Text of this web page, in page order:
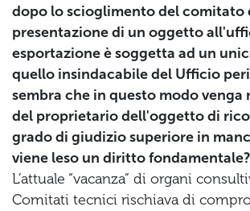
dopo lo scioglimento del comitato
presentazione di un oggetto
esportazione è soggetta ad un
quello insindacabile del Ufficio
sembra che in questo modo
del proprietario dell'oggetto di
grado di giudizio superiore in
viene leso un diritto fondamentale?
L’attuale “vacanza” di organi
Comitati tecnici rischiava di